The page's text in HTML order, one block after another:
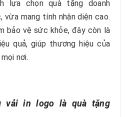
lựa chọn quà tặng doanh
mang tính nhận diện cao.
bảo vệ sức khỏe, đây còn là
quả, giúp thương hiệu của
nơi.
vải in logo là quà tặng